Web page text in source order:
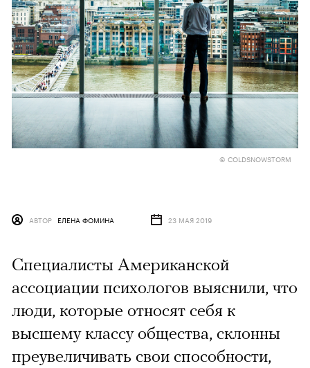
© COLDSNOWSTORM
АВТОР ЕЛЕНА ФОМИНА 23 МАЯ 2019
Специалисты Американской
ассоциации психологов выяснили, что
люди, которые относят себя к
высшему классу общества, склонны
преувеличивать свои способности,